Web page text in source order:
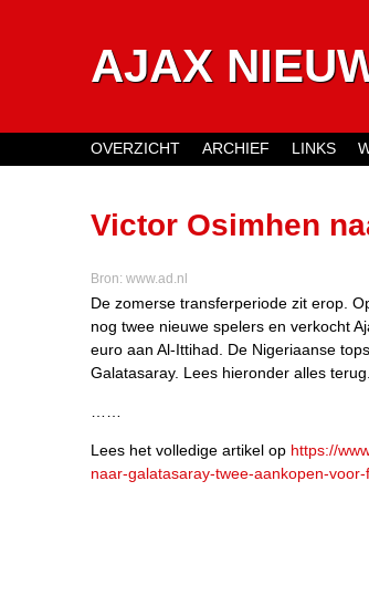
AJAX
Victor Osimhen
Feyenoord op
Bron: www.ad.nl
De zomerse transferperiode zit erop.
nog twee nieuwe spelers en verkocht
euro aan Al-Ittihad. De Nigeriaanse
Galatasaray. Lees hieronder alles terug.
Lees het volledige artikel op https://
naar-galatasaray-twee-aankopen-
OVERZICHT ARCHIEF LINKS